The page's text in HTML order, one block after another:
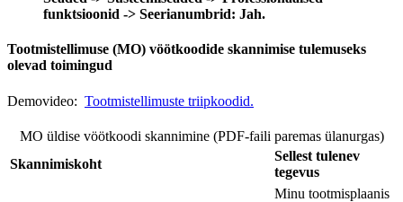
funktsioonid -> Seerianumbrid: Jah.
Tootmistellimuse (MO) vöötkoodide skannimise tulemuseks
olevad toimingud
Demovideo: Tootmistellimuste triipkoodid.
MO üldise vöötkoodi skannimine (PDF-faili paremas ülanurgas)
Skannimiskoht
Sellest tulenev
tegevus
Minu tootmisplaanis